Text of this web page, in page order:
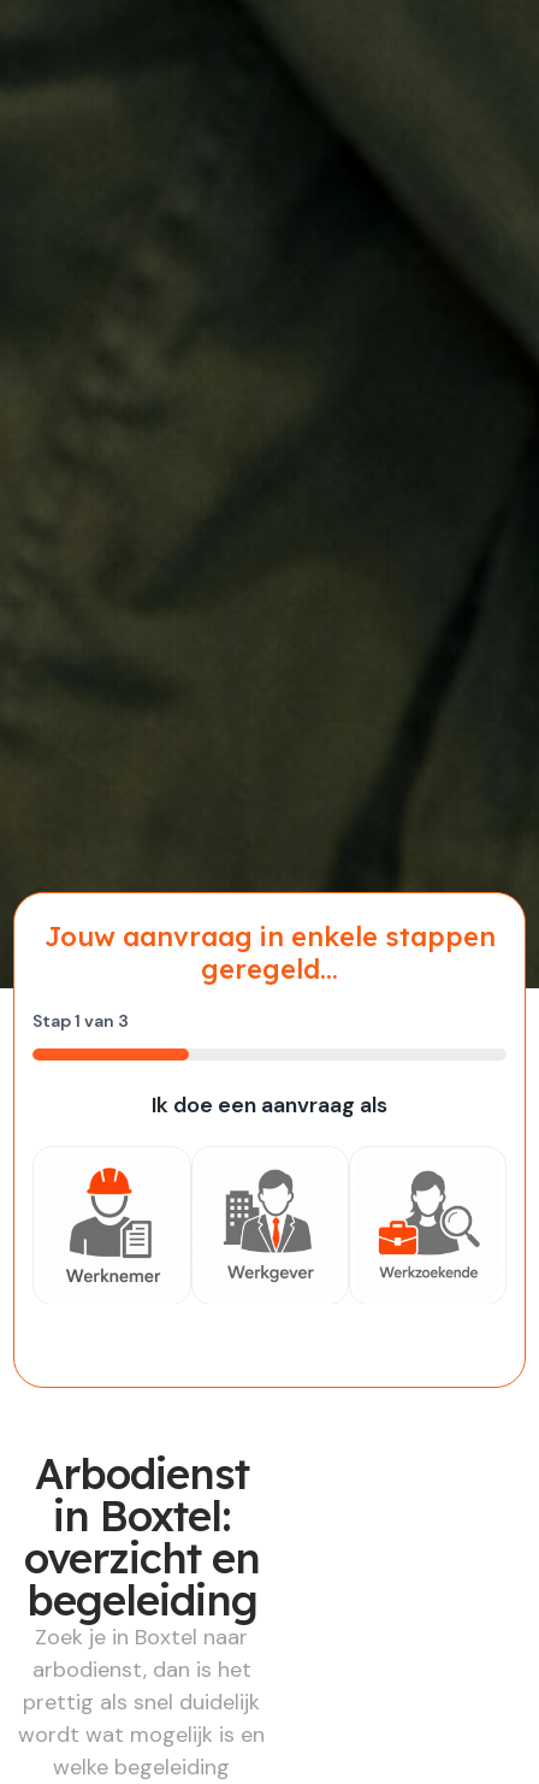
Jouw aanvraag in enkele stappen
geregeld...
Stap1 van 3
33%
Ik doe een aanvraag als
Arbodienst
in Boxtel:
overzicht en
begeleiding
Zoek je in Boxtel naar
arbodienst, dan is het
prettig als snel duidelijk
wordt wat mogelijk is en
welke begeleiding